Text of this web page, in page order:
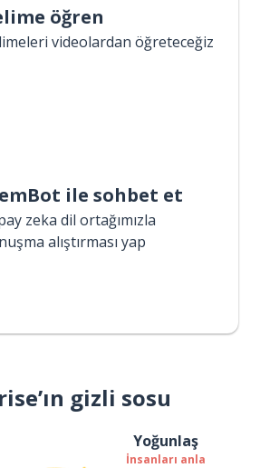
öğren
videolardan öğreteceğiz
ile sohbet et
zeka dil ortağımızla
alıştırması yap
gizli sosu
Yoğunlaş
İnsanları anla